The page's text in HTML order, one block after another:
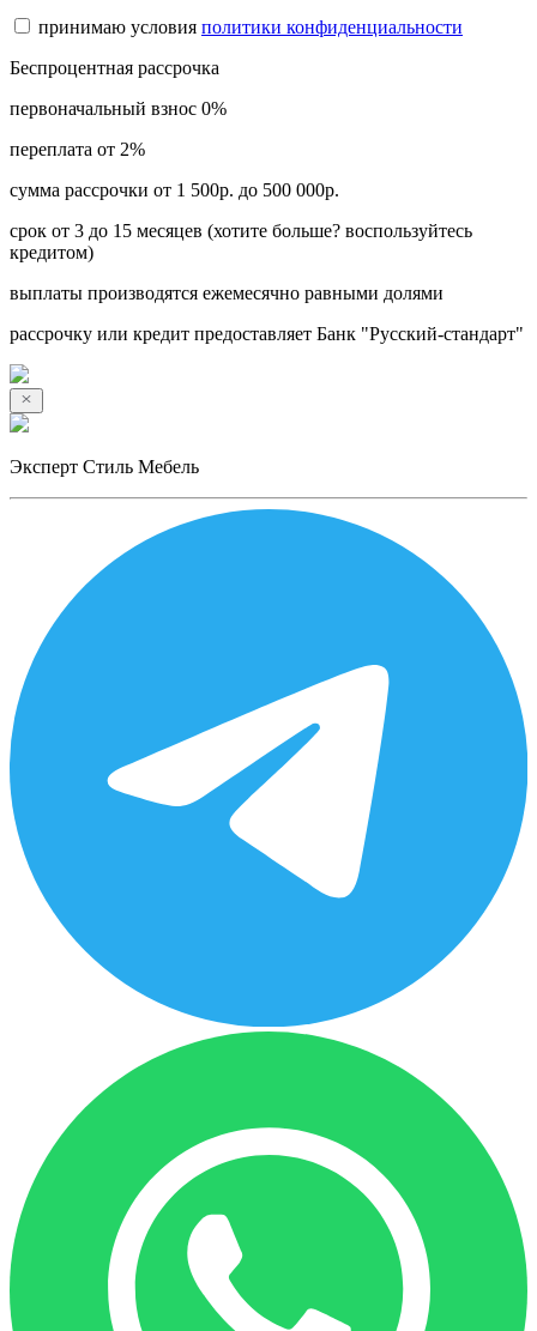
принимаю условия политики конфиденциальности
Беспроцентная рассрочка
первоначальный взнос 0%
переплата от 2%
сумма рассрочки от 1 500р. до 500 000р.
срок от 3 до 15 месяцев (хотите больше? воспользуйтесь
кредитом)
выплаты производятся ежемесячно равными долями
рассрочку или кредит предоставляет Банк "Русский-стандарт"
Эксперт Стиль Мебель